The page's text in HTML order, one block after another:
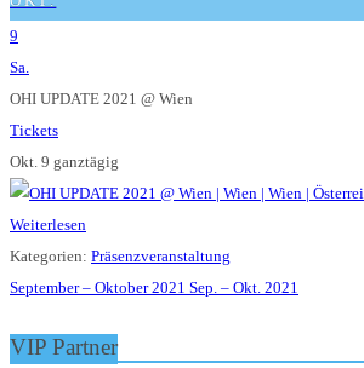
9
Sa.
OHI UPDATE 2021 @ Wien
Tickets
Okt. 9 ganztägig
Weiterlesen
Kategorien: Präsenzveranstaltung
September – Oktober 2021 Sep. – Okt. 2021
VIP Partner